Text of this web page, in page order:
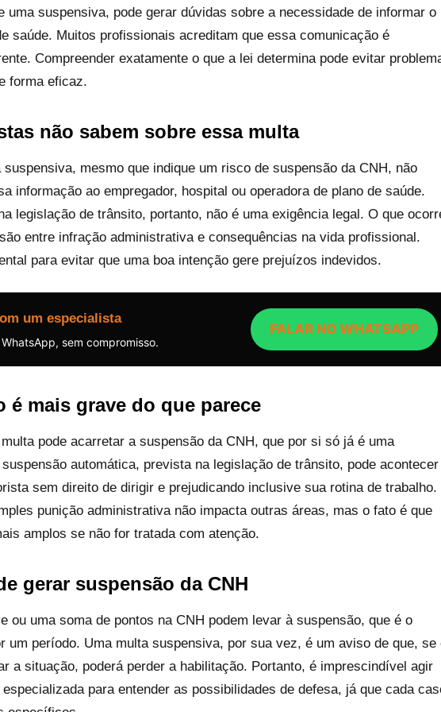
uma suspensiva, pode gerar dúvidas sobre a necessidade de informar o
saúde. Muitos profissionais acreditam que essa comunicação é
Compreender exatamente o que a lei determina pode evitar
forma eficaz.
não sabem sobre essa multa
mesmo que indique um risco de suspensão da CNH, não
informação ao empregador, hospital ou operadora de plano de saúde.
legislação de trânsito, portanto, não é uma exigência legal. O que
entre infração administrativa e consequências na vida profissional.
para evitar que uma boa intenção gere prejuízos indevidos.
um especialista
sem compromisso.
FALAR NO WHATSAPP
é mais grave do que parece
pode acarretar a suspensão da CNH, que por si só já é uma
automática, prevista na legislação de trânsito, pode acontecer
sem direito de dirigir e prejudicando inclusive sua rotina de trabalho.
punição administrativa não impacta outras áreas, mas o fato é que
amplos se não for tratada com atenção.
gerar suspensão da CNH
ou uma soma de pontos na CNH podem levar à suspensão, que é o
um período. Uma multa suspensiva, por sua vez, é um aviso de que, se
a situação, poderá perder a habilitação. Portanto, é imprescindível agir
para entender as possibilidades de defesa, já que cada